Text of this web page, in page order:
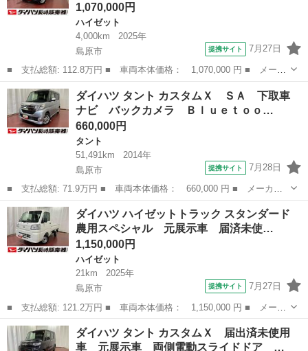
1,070,000円
ハイゼット
4,000km
2025年
島原市
提携サイト 7月27日
■ 支払総額: 112.8万円 ■ 車両本体価格： 1,070,000 円 ■ メーカ
ー名： ダイハツ ■ 車種名： ハイゼットカーゴ ■ グレード
名： スペシャル 衝突被害軽減システム オートマチックハイビー
ム 禁煙車 ...
長崎 島原市 ハイゼット
ダイハツ タント カスタムＸ ＳＡ 下取車
ナビ バックカメラ Ｂｌｕｅｔｏｏ…
660,000円
タント
51,491km
2014年
島原市
提携サイト 7月28日
■ 支払総額: 71.9万円 ■ 車両本体価格： 660,000 円 ■ メーカー
名： ダイハツ ■ 車種名： タント ■ グレード名： カスタム
Ｘ ＳＡ 下取車 ナビ バックカメラ Ｂｌｕｅｔｏｏｔｈ ＥＴ
Ｃ スマートキ...
長崎 島原市 タント
ダイハツ ハイゼットトラック スタンダード
農用スペシャル 元展示車 届済未使…
1,150,000円
ハイゼット
21km
2025年
島原市
提携サイト 7月27日
■ 支払総額: 121.2万円 ■ 車両本体価格： 1,150,000 円 ■ メーカ
ー名： ダイハツ ■ 車種名： ハイゼットトラック ■ グレード
名： スタンダード 農用スペシャル 元展示車 届済未使用車 １
オーナー ...
長崎 島原市 ハイゼット
ダイハツ タント カスタムＸ 届出済未使用
車 元展示車 両側電動スライドドア …